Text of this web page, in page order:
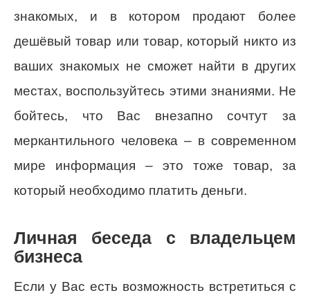
знакомых, и в котором продают более
дешёвый товар или товар, который никто из
ваших знакомых не сможет найти в других
местах, воспользуйтесь этими знаниями. Не
бойтесь, что Вас внезапно сочтут за
меркантильного человека – в современном
мире информация – это тоже товар, за
который необходимо платить деньги.
Личная беседа с владельцем
бизнеса
Если у Вас есть возможность встретиться с